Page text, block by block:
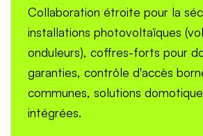
Collaboration étroite pour la
installations photovoltaïques
onduleurs), coffres-forts pour
garanties, contrôle d'accès
communes, solutions
intégrées.